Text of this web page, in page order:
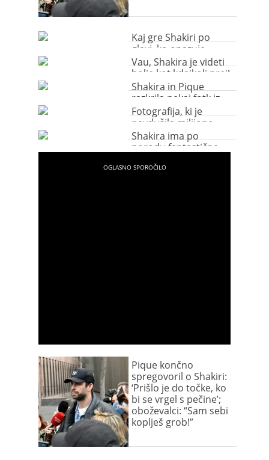
Kaj gre Shakiri po
glavi, ko opazuje
golega fanta?
Vau, Shakira je videti
bolje kot kdajkoli prej!
Shakira in Pique
razkrila nekaj fotk iz
družinskega albuma
Fotografija, ki je
navdušila milijone
Shakira ima po
porodu fantastične
Pique končno
spregovoril o Shakiri:
‘Prišlo je do točke, ko
bi se vrgel s pečine’;
oboževalci: “Sam sebi
koplješ grob!”